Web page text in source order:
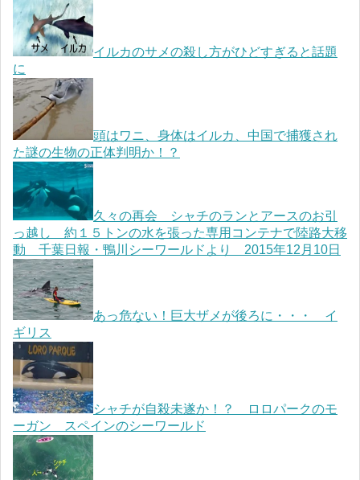
イルカのサメの殺し方がひどすぎると話題
に
頭はワニ、身体はイルカ、中国で捕獲され
た謎の生物の正体判明か！？
久々の再会 シャチのランとアースのお引
っ越し 約１５トンの水を張った専用コンテナで陸路大移
動 千葉日報・鴨川シーワールドより 2015年12月10日
あっ危ない！巨大ザメが後ろに・・・ イ
ギリス
シャチが自殺未遂か！？ ロロパークのモ
ーガン スペインのシーワールド